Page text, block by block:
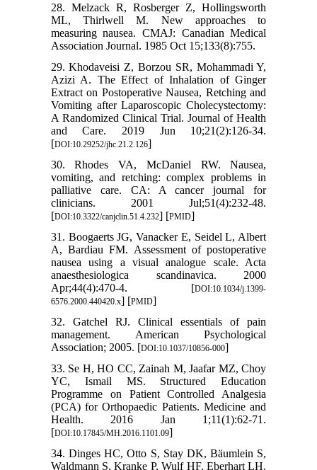
28. Melzack R, Rosberger Z, Hollingsworth
ML, Thirlwell M. New approaches to
measuring nausea. CMAJ: Canadian Medical
Association Journal. 1985 Oct 15;133(8):755.
29. Khodaveisi Z, Borzou SR, Mohammadi Y,
Azizi A. The Effect of Inhalation of Ginger
Extract on Postoperative Nausea, Retching and
Vomiting after Laparoscopic Cholecystectomy:
A Randomized Clinical Trial. Journal of Health
and Care. 2019 Jun 10;21(2):126-34.
[DOI:10.29252/jhc.21.2.126]
30. Rhodes VA, McDaniel RW. Nausea,
vomiting, and retching: complex problems in
palliative care. CA: A cancer journal for
clinicians. 2001 Jul;51(4):232-48.
[DOI:10.3322/canjclin.51.4.232] [PMID]
31. Boogaerts JG, Vanacker E, Seidel L, Albert
A, Bardiau FM. Assessment of postoperative
nausea using a visual analogue scale. Acta
anaesthesiologica scandinavica. 2000
Apr;44(4):470-4. [DOI:10.1034/j.1399-
6576.2000.440420.x] [PMID]
32. Gatchel RJ. Clinical essentials of pain
management. American Psychological
Association; 2005. [DOI:10.1037/10856-000]
33. Se H, HO CC, Zainah M, Jaafar MZ, Choy
YC, Ismail MS. Structured Education
Programme on Patient Controlled Analgesia
(PCA) for Orthopaedic Patients. Medicine and
Health. 2016 Jan 1;11(1):62-71.
[DOI:10.17845/MH.2016.1101.09]
34. Dinges HC, Otto S, Stay DK, Bäumlein S,
Waldmann S, Kranke P, Wulf HF, Eberhart LH.